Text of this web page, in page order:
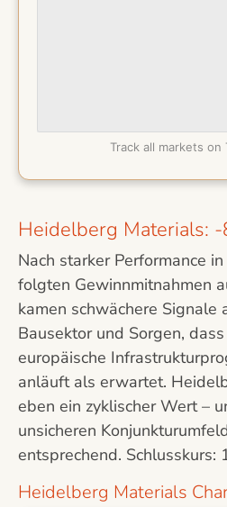
Track all markets on
Heidelberg Materials:
Nach starker Performance
folgten Gewinnmitnahmen
kamen schwächere Signale
Bausektor und Sorgen,
europäische
anläuft als erwartet.
eben ein zyklischer Wert –
unsicheren
entsprechend. Schlusskurs:
Heidelberg Materials